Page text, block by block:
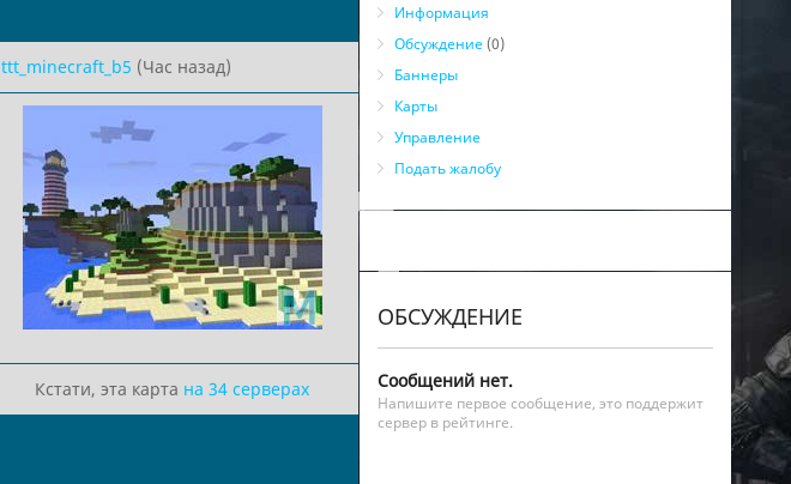
ttt_minecraft_b5 (Час назад)
Кстати, эта карта на 34 серверах
Информация
Обсуждение(0)
Баннеры
Карты
Управление
Подать жалобу
ОБСУЖДЕНИЕ
Сообщений нет.
Напишите первое сообщение, это поддержит
сервер в рейтинге.